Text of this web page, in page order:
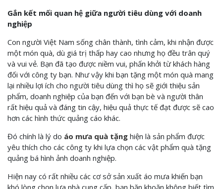
Gắn kết mối quan hệ giữa người tiêu dùng với doanh
nghiệp
Con người Việt Nam sống chân thành, tình cảm, khi nhận được
một món quà, dù giá trị thấp hay cao nhưng họ đều trân quý
và vui vẻ. Bạn đã tạo được niềm vui, phấn khởi từ khách hàng
đối với công ty bạn. Như vậy khi bạn tặng một món quà mang
lại nhiều lợi ích cho người tiêu dùng thì họ sẽ giới thiệu sản
phẩm, doanh nghiệp của bạn đến với bạn bè và người thân
rất hiệu quả và đáng tin cậy, hiệu quả thực tế đạt được sẽ cao
hơn các hình thức quảng cáo khác.
Đó chính là lý do áo mưa quà tặng hiện là sản phẩm được
yêu thích cho các công ty khi lựa chọn các vật phẩm quà tặng
quảng bá hình ảnh doanh nghiệp.
Hiện nay có rất nhiều các cơ sở sản xuất áo mưa khiến bạn
khó lòng chọn lựa nhà cung cấp, bạn băn khoăn không biết tìm